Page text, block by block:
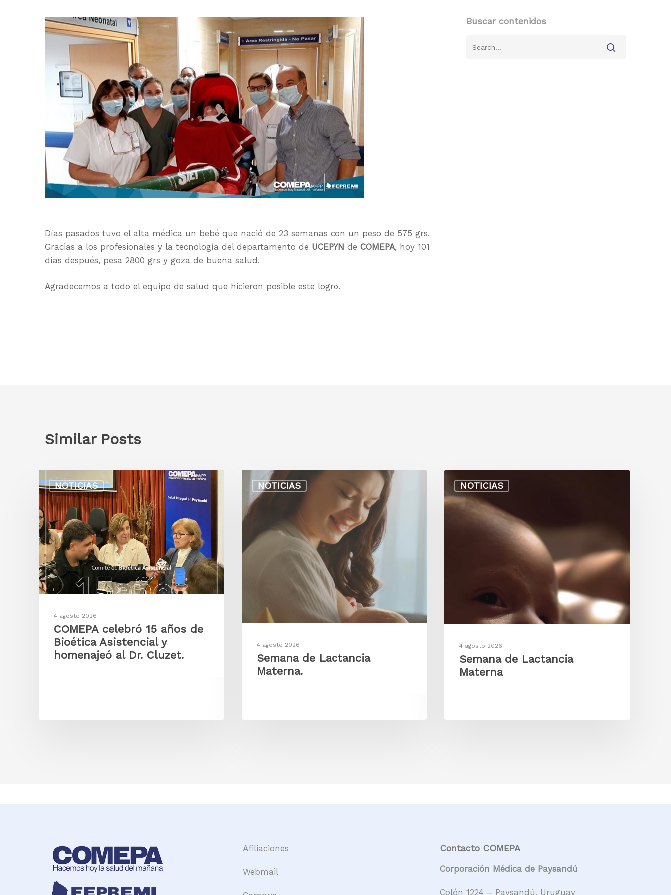
Días pasados tuvo el alta médica un bebé que nació de 23 semanas con un peso de 575 grs.
Gracias a los profesionales y la tecnología del departamento de UCEPYN de COMEPA, hoy 101
días después, pesa 2800 grs y goza de buena salud.
Agradecemos a todo el equipo de salud que hicieron posible este logro.
Buscar contenidos
Similar Posts
NOTICIAS
4 agosto 2026
COMEPA celebró 15 años de
Bioética Asistencial y
homenajeó al Dr. Cluzet.
NOTICIAS
4 agosto 2026
Semana de Lactancia
Materna.
NOTICIAS
4 agosto 2026
Semana de Lactancia
Materna
Afiliaciones
Webmail
Contacto COMEPA
Corporación Médica de Paysandú
Colón 1224 – Paysandú, Uruguay